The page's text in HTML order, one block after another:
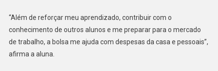
“Além de reforçar meu aprendizado, contribuir com o
conhecimento de outros alunos e me preparar para o mercado
de trabalho, a bolsa me ajuda com despesas da casa e pessoais”,
afirma a aluna.